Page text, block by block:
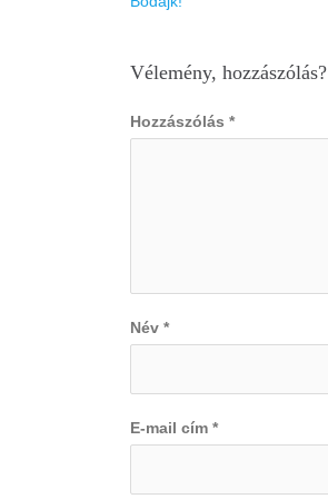
navigáció
Vélemény, hozzászólás?
Hozzászólás *
Név *
E-mail cím *